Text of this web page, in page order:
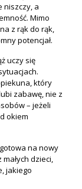
niszczy, a
Mimo
z rąk do rąk,
potencjał.
uczy się
który
zabawę, nie z
– jeżeli
okiem
na nowy
dzieci,
jakiego